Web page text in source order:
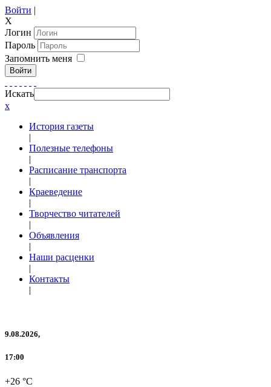
Войти |
X
Логин
Пароль
Запомнить меня
Войти
Искать
x
История газеты
|
Полезные телефоны
|
Расписание транспорта
|
Краеведение
|
Творчество читателей
|
Объявления
|
Наши расценки
|
Контакты
|
9.08.2026,
17:00
+26 °C